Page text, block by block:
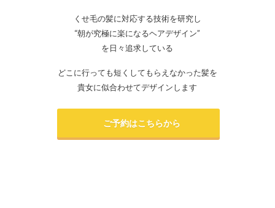
くせ毛の髪に対応する技術を研究し
“朝が究極に楽になるヘアデザイン”
を日々追求している
どこに行っても短くしてもらえなかった髪を
貴女に似合わせてデザインします
ご予約はこちらから